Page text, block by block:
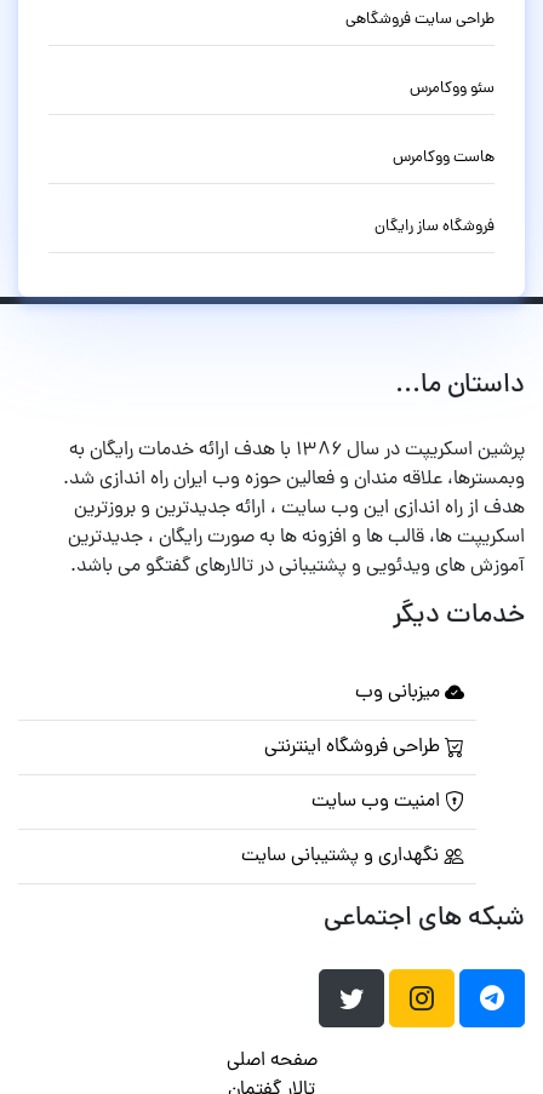
طراحی سایت فروشگاهی
سئو ووکامرس
هاست ووکامرس
فروشگاه ساز رایگان
داستان ما...
پرشین اسکریپت در سال ۱۳۸۶ با هدف ارائه خدمات رایگان به
وبمسترها، علاقه مندان و فعالین حوزه وب ایران راه اندازی شد.
هدف از راه اندازی این وب سایت ، ارائه جدیدترین و بروزترین
اسکریپت ها، قالب ها و افزونه ها به صورت رایگان ، جدیدترین
آموزش های ویدئویی و پشتیبانی در تالارهای گفتگو می باشد.
خدمات دیگر
میزبانی وب
طراحی فروشگاه اینترنتی
امنیت وب سایت
نگهداری و پشتیبانی سایت
شبکه های اجتماعی
صفحه اصلی